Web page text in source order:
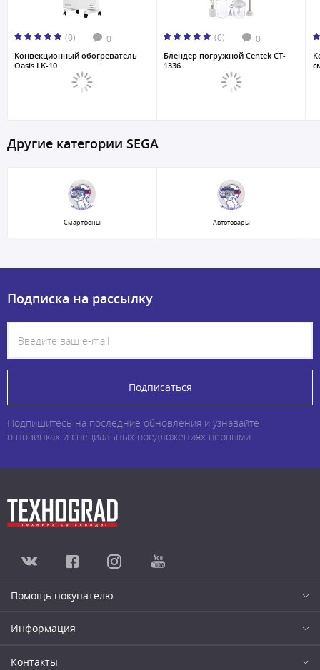
(0) 0
Конвекционный обогреватель
Oasis LK-10...
(0) 0
Блендер погружной Centek CT-
1336
Другие категории SEGA
Смартфоны Автотовары
Подписка на рассылку
Подписаться
Подпишитесь на последние обновления и узнавайте
о новинках и специальных предложениях первыми
Помощь покупателю
Информация
Контакты